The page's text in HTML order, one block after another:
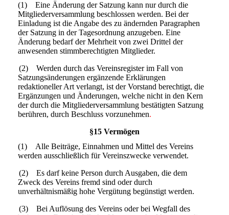
(1) Eine Änderung der Satzung kann nur durch die
Mitgliederversammlung beschlossen werden. Bei der
Einladung ist die Angabe des zu ändernden Paragraphen
der Satzung in der Tagesordnung anzugeben. Eine
Änderung bedarf der Mehrheit von zwei Drittel der
anwesenden stimmberechtigten Mitglieder.
(2) Werden durch das Vereinsregister im Fall von
Satzungsänderungen ergänzende Erklärungen
redaktioneller Art verlangt, ist der Vorstand berechtigt, die
Ergänzungen und Änderungen, welche nicht in den Kern
der durch die Mitgliederversammlung bestätigten Satzung
berühren, durch Beschluss vorzunehmen.
§15 Vermögen
(1) Alle Beiträge, Einnahmen und Mittel des Vereins
werden ausschließlich für Vereinszwecke verwendet.
(2) Es darf keine Person durch Ausgaben, die dem
Zweck des Vereins fremd sind oder durch
unverhältnismäßig hohe Vergütung begünstigt werden.
(3) Bei Auflösung des Vereins oder bei Wegfall des